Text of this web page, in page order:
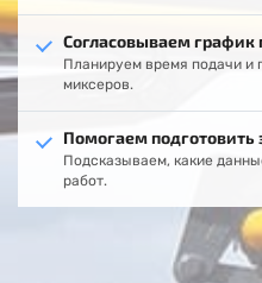
Согласовываем график
Планируем время подачи и
миксеров.
Помогаем подготовить
Подсказываем, какие
работ.